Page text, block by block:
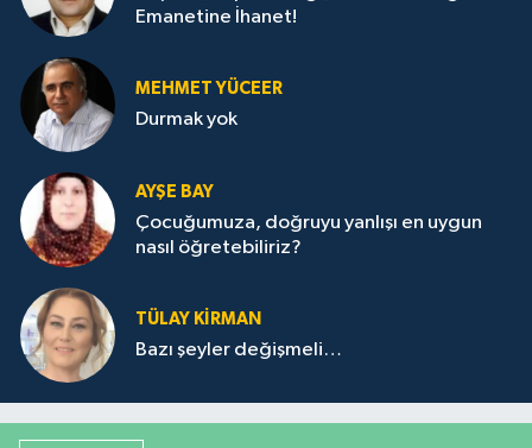
Emanetine İhanet!
MEHMET YÜCEER
Durmak yok
AYŞE BAY
Çocuğumuza, doğruyu yanlışı en uygun
nasıl öğretebiliriz?
TÜLAY KİRMAN
Bazı şeyler değişmeli…